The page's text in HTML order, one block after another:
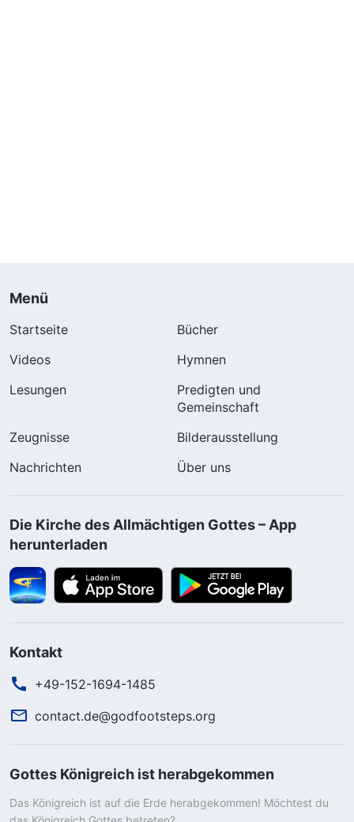
Menü
Startseite
Bücher
Videos
Hymnen
Lesungen
Predigten und
Gemeinschaft
Zeugnisse
Bilderausstellung
Nachrichten
Über uns
Die Kirche des Allmächtigen Gottes – App
herunterladen
Kontakt
+49-152-1694-1485
contact.de@godfootsteps.org
Gottes Königreich ist herabgekommen
Das Königreich ist auf die Erde herabgekommen! Möchtest du